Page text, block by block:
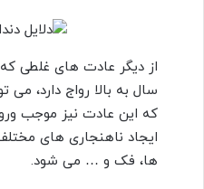
سال به بالا رواج دارد،
که این عادت نیز موجب
ایجاد ناهنجاری های
ها، فک و … می شود.